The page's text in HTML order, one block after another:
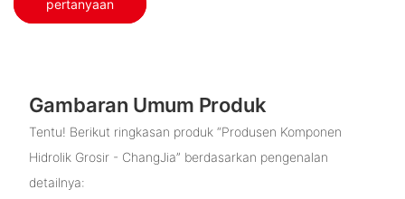
pertanyaan
Gambaran Umum Produk
Tentu! Berikut ringkasan produk “Produsen Komponen
Hidrolik Grosir - ChangJia” berdasarkan pengenalan
detailnya: